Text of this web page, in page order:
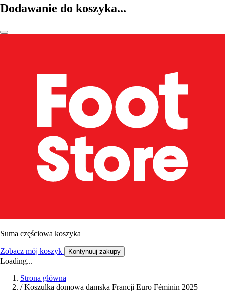
Dodawanie do koszyka...
Suma częściowa koszyka
Zobacz mój koszyk Kontynuuj zakupy
Loading...
Strona główna
/ Koszulka domowa damska Francji Euro Féminin 2025